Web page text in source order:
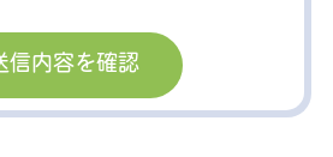
た個人情報は、当社からのご連絡や業務のご
として、電子メールや資料のご送付に利用